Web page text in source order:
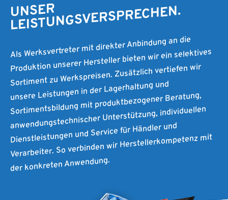
UNSER
LEISTUNGSVERSPRECHEN.
Als Werksvertreter mit direkter Anbindung an die
Produktion unserer Hersteller bieten wir ein selektives
Sortiment zu Werkspreisen. Zusätzlich vertiefen wir
unsere Leistungen in der Lagerhaltung und
Sortimentsbildung mit produktbezogener Beratung,
anwendungstechnischer Unterstützung, individuellen
Dienstleistungen und Service für Händler und
Verarbeiter. So verbinden wir Herstellerkompetenz mit
der konkreten Anwendung.